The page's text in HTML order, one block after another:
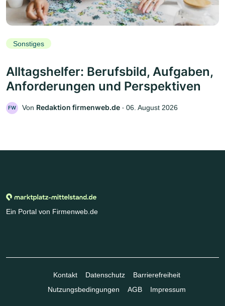
Sonstiges
Alltagshelfer: Berufsbild, Aufgaben,
Anforderungen und Perspektiven
FW Von Redaktion firmenweb.de ‧ 06. August 2026
Ein Portal von Firmenweb.de
Kontakt Datenschutz
Barrierefreiheit
Nutzungsbedingungen
AGB Impressum